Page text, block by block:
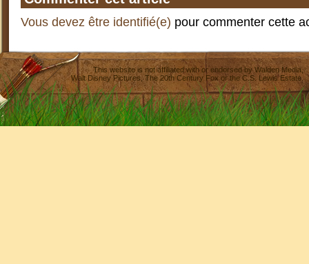
Vous devez être identifié(e) pour commenter cette
This website is not affiliated with or endorsed byWalden Media
Walt Disney Pictures,The 20th Century Fox or the C.S. Lewis Estate.